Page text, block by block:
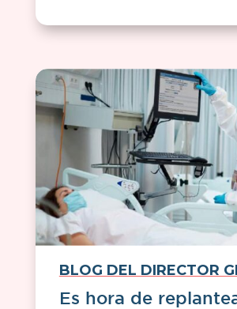
BLOG DEL DIRECTOR
Es hora de